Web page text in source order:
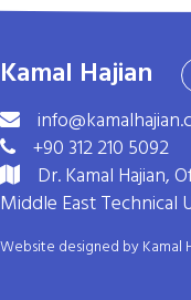
Kamal Hajian
+90 312 210 5092
Dr. Kamal Hajian,
Middle East Technical
Website designed by Kamal